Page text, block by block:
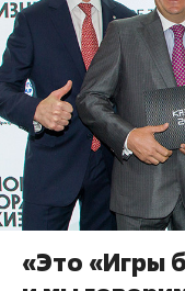
«Это «Игры